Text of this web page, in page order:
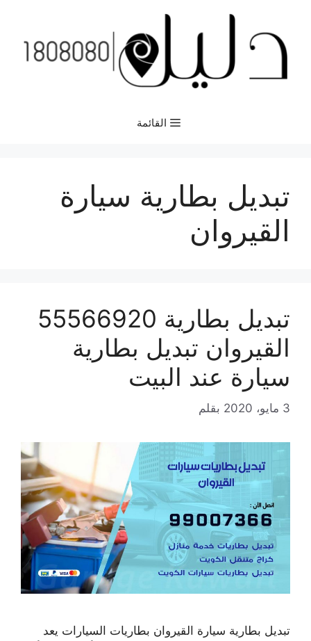
المحتوى
القائمة
تبديل بطارية سيارة
القيروان
تبديل بطارية 55566920
القيروان تبديل بطارية
سيارة عند البيت
3 مايو، 2020 بقلم
تبديل بطارية سيارة القيروان بطاريات السيارات يعد